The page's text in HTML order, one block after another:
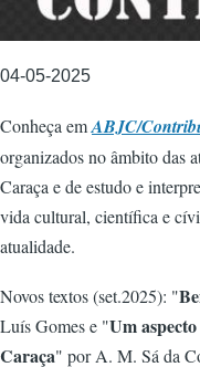
04-05-2025
Conheça emABJC/
organizados no âmbito das
Caraça e de estudo e
vida cultural, científica e
atualidade.
Novos textos (set.2025): "
Luís Gomes e "Um
Caraça" por A. M. Sá da